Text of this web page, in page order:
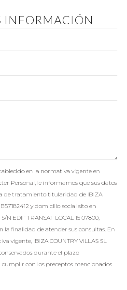
INFORMACIÓN
en la normativa vigente en
Personal, le informamos que sus datos
de tratamiento titularidad de IBIZA
y domicilio social sito en
N EDIF TRANSAT LOCAL 15 07800,
la finalidad de atender sus consultas. En
vigente, IBIZA COUNTRY VILLAS SL
durante el plazo
con los preceptos mencionados